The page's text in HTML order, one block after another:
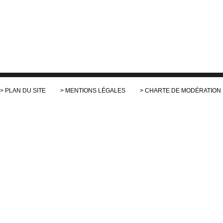
PLAN DU SITE MENTIONS LÉGALES CHARTE DE MODÉRATION